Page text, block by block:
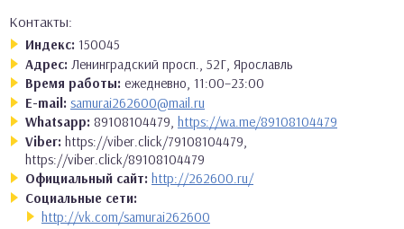
Контакты:
Индекс: 150045
Адрес: Ленинградский просп., 52Г, Ярославль
Время работы: ежедневно, 11:00–23:00
E-mail: samurai262600@mail.ru
Whatsapp: 89108104479, https://wa.me/89108104479
Viber: https://viber.click/79108104479,
https://viber.click/89108104479
Официальный сайт: http://262600.ru/
Социальные сети:
http://vk.com/samurai262600